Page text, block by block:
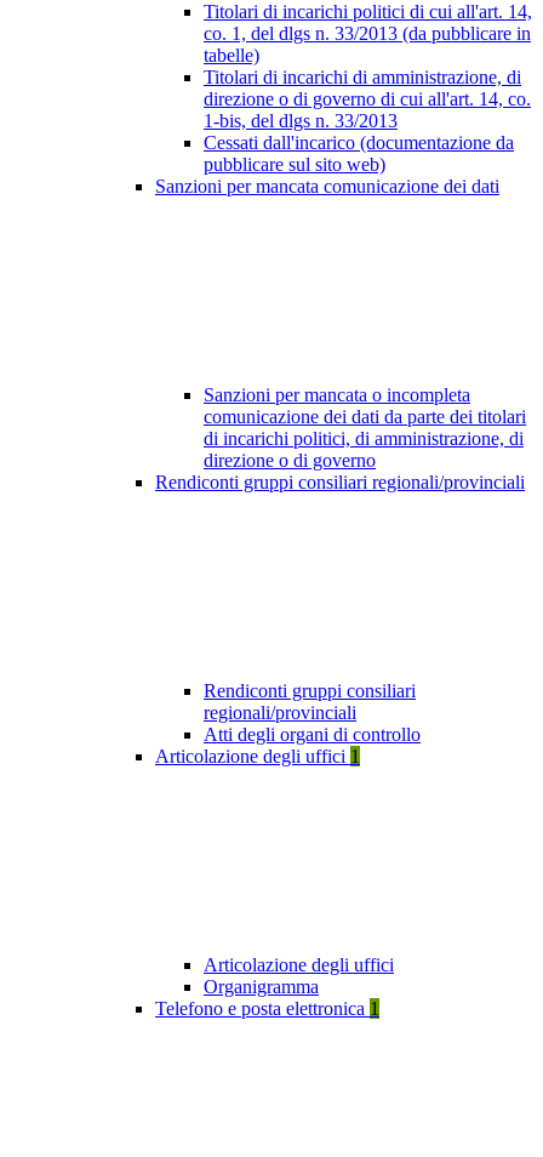
Titolari di incarichi politici di cui all'art. 14,
co. 1, del dlgs n. 33/2013 (da pubblicare in
tabelle)
Titolari di incarichi di amministrazione, di
direzione o di governo di cui all'art. 14, co.
1-bis, del dlgs n. 33/2013
Cessati dall'incarico (documentazione da
pubblicare sul sito web)
Sanzioni per mancata comunicazione dei dati
Sanzioni per mancata o incompleta
comunicazione dei dati da parte dei titolari
di incarichi politici, di amministrazione, di
direzione o di governo
Rendiconti gruppi consiliari regionali/provinciali
Rendiconti gruppi consiliari
regionali/provinciali
Atti degli organi di controllo
Articolazione degli uffici 1
Articolazione degli uffici
Organigramma
Telefono e posta elettronica 1